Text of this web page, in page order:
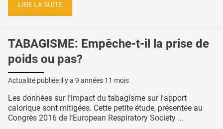
LIRE LA SUITE
TABAGISME: Empêche-t-il la prise de
poids ou pas?
Actualité publiée il y a 9 années 11 mois
Les données sur l’impact du tabagisme sur l'apport
calorique sont mitigées. Cette petite étude, présentée au
Congrès 2016 de l’European Respiratory Society ...